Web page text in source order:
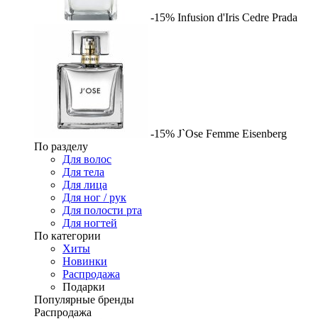
-15% Infusion d'Iris Cedre Prada
-15% J`Ose Femme Eisenberg
По разделу
Для волос
Для тела
Для лица
Для ног / рук
Для полости рта
Для ногтей
По категории
Хиты
Новинки
Распродажа
Подарки
Популярные бренды
Распродажа